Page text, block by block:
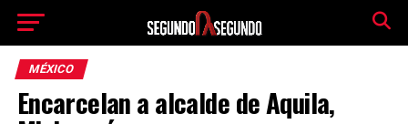
MÉXICO
Encarcelan a alcalde de Aquila,